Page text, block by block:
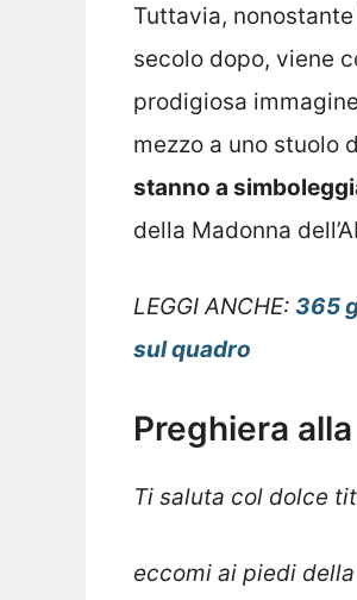
Tuttavia,
secolo dopo, viene
prodigiosa
mezzo a uno stuolo
stanno a
della Madonna
LEGGI ANCHE: 365
sul quadro
Preghiera
Ti saluta col dolce
eccomi ai piedi